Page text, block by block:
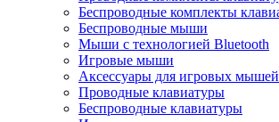
Беспроводные комплекты
Беспроводные мыши
Мыши с технологией Bluetooth
Игровые мыши
Аксессуары для игровых мышей
Проводные клавиатуры
Беспроводные клавиатуры